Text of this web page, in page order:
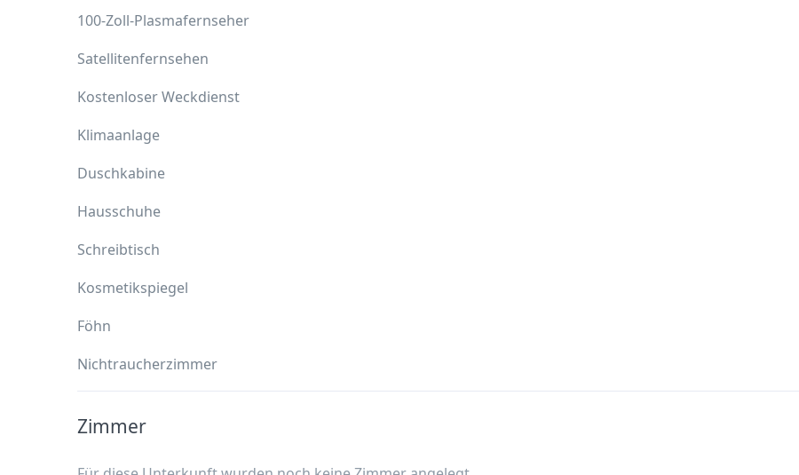
100-Zoll-Plasmafernseher
Satellitenfernsehen
Kostenloser Weckdienst
Klimaanlage
Duschkabine
Hausschuhe
Schreibtisch
Kosmetikspiegel
Föhn
Nichtraucherzimmer
Zimmer